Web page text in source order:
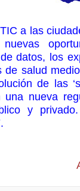
a las
datos, los
de salud
de las
una nueva
y